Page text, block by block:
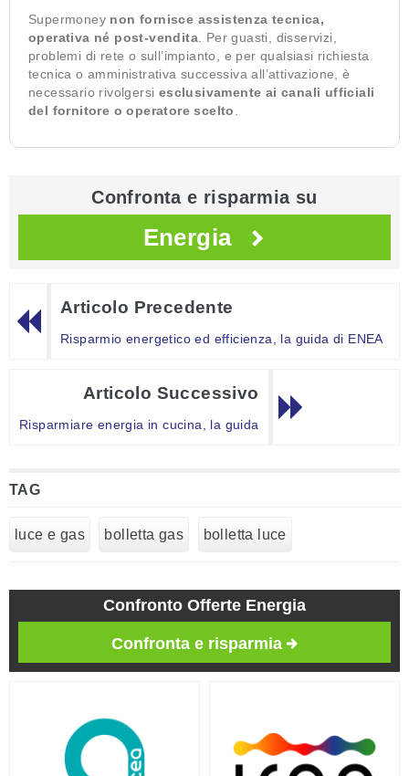
Supermoney non fornisce assistenza tecnica,
operativa né post-vendita. Per guasti, disservizi,
problemi di rete o sull’impianto, e per qualsiasi richiesta
tecnica o amministrativa successiva all’attivazione, è
necessario rivolgersi esclusivamente ai canali ufficiali
del fornitore o operatore scelto.
Confronta e risparmia su
Energia
Articolo Precedente
Risparmio energetico ed efficienza, la guida di ENEA
Articolo Successivo
Risparmiare energia in cucina, la guida
TAG
luce e gas bolletta gas bolletta luce
Confronto Offerte Energia
Confronta e risparmia